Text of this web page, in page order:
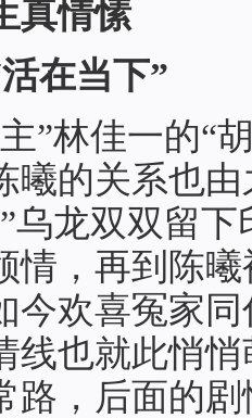
真情愫
在当下”
”林佳一的“
曦的关系也
乌龙双双留
情，再到陈
欢喜冤家同
线也就此悄
路，后面的